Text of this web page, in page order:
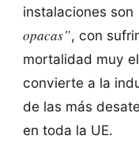
instalaciones son
opacas”, con
mortalidad muy
convierte a la
de las más
en toda la UE.